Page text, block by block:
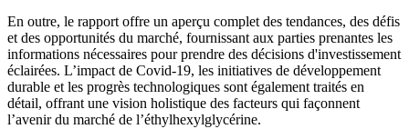
En outre, le rapport offre un aperçu complet des tendances, des défis
et des opportunités du marché, fournissant aux parties prenantes les
informations nécessaires pour prendre des décisions d'investissement
éclairées. L’impact de Covid-19, les initiatives de développement
durable et les progrès technologiques sont également traités en
détail, offrant une vision holistique des facteurs qui façonnent
l’avenir du marché de l’éthylhexylglycérine.